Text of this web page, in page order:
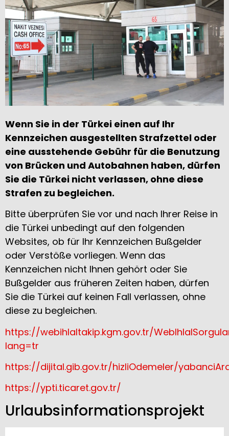
Wenn Sie in der Türkei einen auf Ihr
Kennzeichen ausgestellten Strafzettel oder
eine ausstehende Gebühr für die Benutzung
von Brücken und Autobahnen haben, dürfen
Sie die Türkei nicht verlassen, ohne diese
Strafen zu begleichen.
Bitte überprüfen Sie vor und nach Ihrer Reise in
die Türkei unbedingt auf den folgenden
Websites, ob für Ihr Kennzeichen Bußgelder
oder Verstöße vorliegen. Wenn das
Kennzeichen nicht Ihnen gehört oder Sie
Bußgelder aus früheren Zeiten haben, dürfen
Sie die Türkei auf keinen Fall verlassen, ohne
diese zu begleichen.
https://webihlaltakip.kgm.gov.tr/
lang=tr
https://dijital.gib.gov.tr/hizliOdemeler/
https://ypti.ticaret.gov.tr/
Urlaubsinformationsprojekt